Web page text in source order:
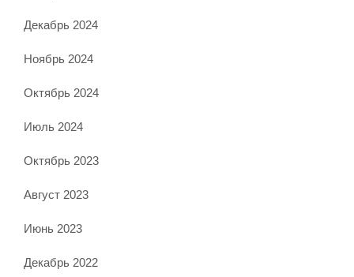
Декабрь 2024
Ноябрь 2024
Октябрь 2024
Июль 2024
Октябрь 2023
Август 2023
Июнь 2023
Декабрь 2022